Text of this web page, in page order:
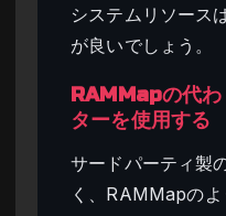
システムリソース
が良いでしょう。
RAMMapの代わ
ターを使用する
サードパーティ製
く、RAMMapの